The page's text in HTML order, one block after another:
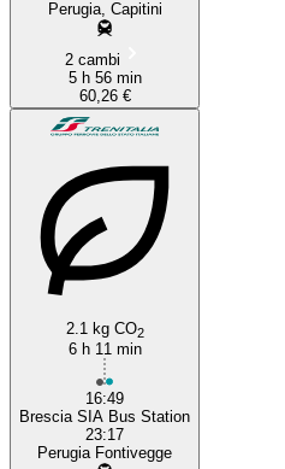
Perugia, Capitini
2 cambi
5 h 56 min
60,26 €
2.1 kg CO2
6 h 11 min
16:49
Brescia SIA Bus Station
23:17
Perugia Fontivegge